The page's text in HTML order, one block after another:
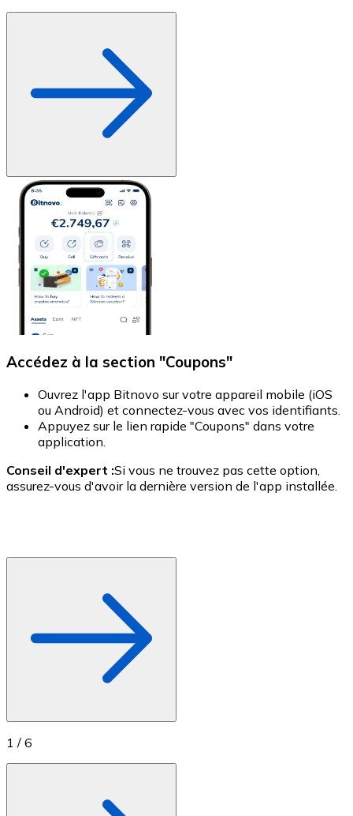
Utilisez les cartes Visa et Mastercard pour acheter
Boutique - Cartes
Nouveau
Achetez des cartes-cadeaux de vos marques
Accédez à la section "Coupons"
Ouvrez l'app Bitnovo sur votre appareil mobile (iOS
ou Android) et connectez-vous avec vos identifiants.
Appuyez sur le lien rapide "Coupons" dans votre
application.
Conseil d'expert :Si vous ne trouvez pas cette option,
assurez-vous d'avoir la dernière version de l'app installée.
1 / 6